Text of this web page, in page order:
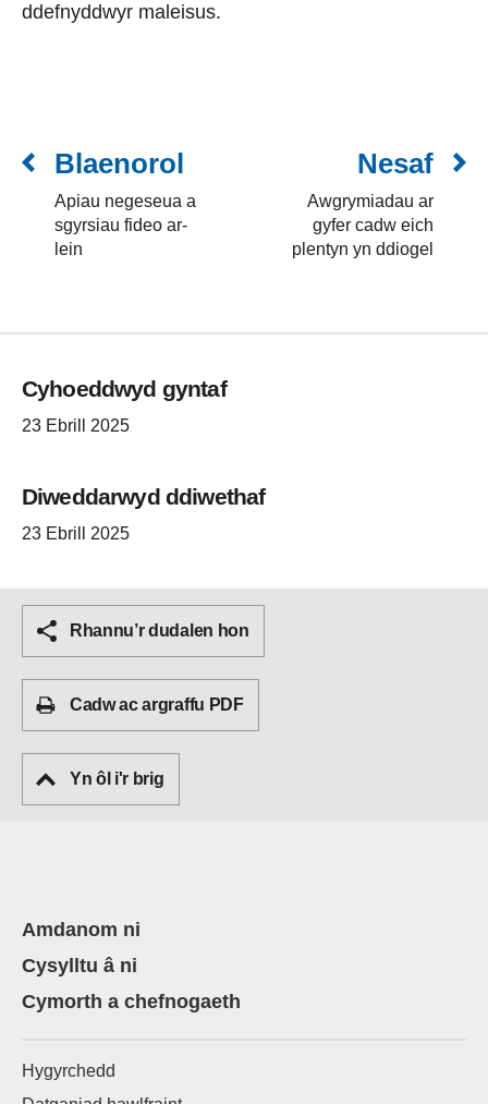
ddefnyddwyr maleisus.
Blaenorol
Apiau negeseua a
sgyrsiau fideo ar-
lein
Nesaf
Awgrymiadau ar
gyfer cadw eich
plentyn yn ddiogel
Cyhoeddwyd gyntaf
23 Ebrill 2025
Diweddarwyd ddiwethaf
23 Ebrill 2025
Rhannu’r dudalen hon
Cadw ac argraffu PDF
Yn ôl i'r brig
Amdanom ni
Cysylltu â ni
Cymorth a chefnogaeth
Hygyrchedd